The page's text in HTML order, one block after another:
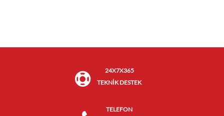
24X7X365
TEKNİK DESTEK
TELEFON